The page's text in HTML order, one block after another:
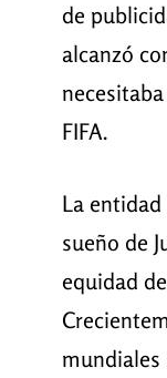
de
alcanzó
FIFA.
La
sueño de
equidad
mundiales